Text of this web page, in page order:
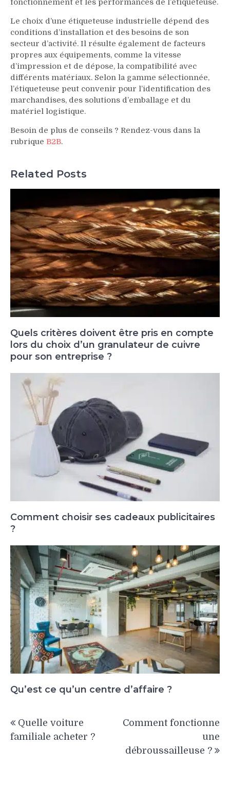
fonctionnement et les performances de l’étiqueteuse.
Le choix d’une étiqueteuse industrielle dépend des
conditions d’installation et des besoins de son
secteur d’activité. Il résulte également de facteurs
propres aux équipements, comme la vitesse
d’impression et de dépose, la compatibilité avec
différents matériaux. Selon la gamme sélectionnée,
l’étiqueteuse peut convenir pour l’identification des
marchandises, des solutions d’emballage et du
matériel logistique.
Besoin de plus de conseils ? Rendez-vous dans la
rubrique B2B.
Related Posts
Quels critères doivent être pris en compte
lors du choix d’un granulateur de cuivre
pour son entreprise ?
Comment choisir ses cadeaux publicitaires
?
Qu’est ce qu’un centre d’affaire ?
de
Quelle voiture
familiale acheter ?
Comment fonctionne
une
débroussailleuse ?